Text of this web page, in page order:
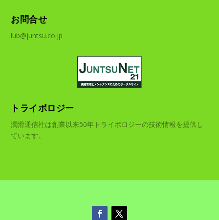
お問合せ
lub@juntsu.co.jp
トライボロジー
潤滑通信社は創業以来50年トライボロジーの技術情報を提供し
ています。